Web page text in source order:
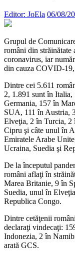
Editor: JoEla 06/08/
Grupul de
români din
coronavirus, iar
din cauza COVID-19,
Dintre cei 5.611
2, 1.891 sunt în
Germania, 157 în
SUA, 111 în Austria,
Elveţia, 2 în Turcia, 2
Cipru şi câte unul în
Emiratele Arabe
Ucraina, Suedia şi
De la începutul
români aflaţi în
Marea Britanie, 9 în
Suedia, unul în
Republica Congo.
Dintre cetăţenii
declaraţi vindecaţi:
Indonezia, 2 în
arată GCS.